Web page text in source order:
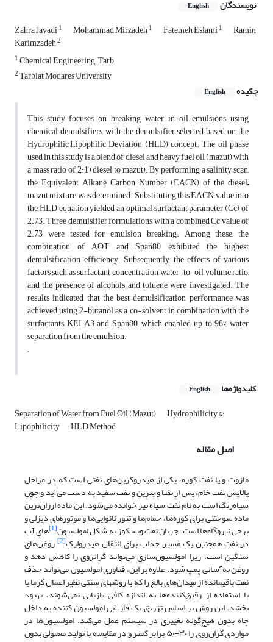
نویسندگان English
Zahra Javadi1 Mohammad Mirzadeh1 Fatemeh Eslami1 Ramin
Karimzadeh2
1Chemical Engineering , Tarb
2Tarbiat Modares University
چکیده
English
This study focuses on breaking water-in-oil emulsions using
chemical demulsifiers, with the demulsifier selected based on the
Hydrophilic–Lipophilic Deviation (HLD) concept. The oil phase
used in this study is a blend of diesel and heavy fuel oil (mazut) with
a mass ratio of 2:1 (diesel to mazut). By performing a salinity scan,
the Equivalent Alkane Carbon Number (EACN) of the diesel–
mazut mixture was determined. Substituting this EACN value into
the HLD equation yielded an optimal surfactant parameter (Cc) of
2.73. Three demulsifier formulations with a combined Cc value of
2.73 were tested for emulsion breaking. Among these, the
combination of AOT and Span80 exhibited the highest
demulsification efficiency. Subsequently, the effects of various
factors such as surfactant concentration, water-to-oil volume ratio,
and the presence of alcohols and toluene were investigated. The
results indicated that the best demulsification performance was
achieved using 2-butanol as a co-solvent in combination with the
surfactants KELA3 and Span80, which enabled up to 98% water
separation from the emulsion.
.
کلیدواژه‌ها English
Separation of Water from Fuel Oil (Mazut) Hydrophilicity &؛
Lipophilicity HLD Method
اصل مقاله
مازوت و یا نفت کوره، یکی از هیدروکربن‌های نفتی است که در مراحل
پالایش نفت خام، پس از نفتا و بنزین و نفت سفید به دست می‌آید و چون
سیاه‌رنگ است به نام نفت سیاه نیز خوانده می‌شود. این ماده ارزان‌ترین
ماده سوختنی برای کوره‌ها، حمام‌ها و تنور نانوایی‌ها و موتورهای دیزلی و
برخی نیروگاه‌ها است. جریان نفت ویسکوز به شکل امولسیون[1] ‌های آب
در نفت همچنین یک مسیر جذاب برای انتقال هیدرولیک[2] روغن‌های
سنگین است، زیرا امولسیون‌سازی می‌تواند گرانروی را کاهش دهد و
روغن به‌آسانی پمپ ­شود. علاوه بر این، فناوری امولسیون می‌تواند حذف
نفت باقیمانده از میدان‌های بالغ را که با روش­های سنتی نظیر اعمال گرما یا
با استفاده از رقیق‌کننده‌ها به اندازه کافی بازیابی نمی‌شوند، بهبود
بخشد. این روش بر اساس تزریق یک فاز آبی امولسیون کننده به داخل
چاه بدون هیچ‌گونه تغییری در سیستم عمل می‌کند. امولسیون‌ها در
مواردی گران‌روی را ۳۰-۵۰ برابر کمتر و در مقایسه با تولید معمولی بدون